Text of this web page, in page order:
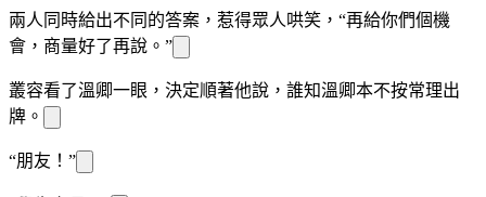
兩人同時給出不同的答案，惹得眾人哄笑，“再給你們個機
會，商量好了再說。”
叢容看了溫卿一眼，決定順著他說，誰知溫卿本不按常理出
牌。
“朋友！”